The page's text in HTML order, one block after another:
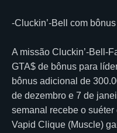
-Cluckin’-Bell com
A missão Cluckin’-Bell-
GTA$ de bônus para
bônus adicional de
de dezembro e 7 de
semanal recebe o
Vapid Clique (Muscle)